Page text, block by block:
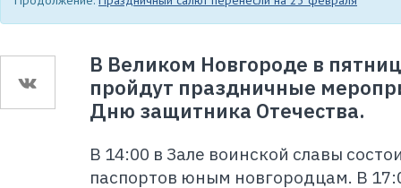
В Великом Новгороде в
пройдут праздничные
Дню защитника Отечества.
В 14:00 в Зале воинской славы
паспортов юным новгородцам. В